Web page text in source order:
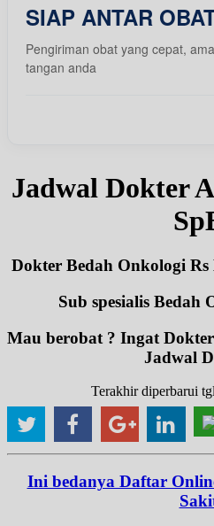
SIAP ANTAR
Pengiriman obat yang cepat,
tangan anda
Jadwal Dokter
Dokter Bedah Onkologi
Sub spesialis Bedah
Mau berobat ? Ingat
Jadwal
Terakhir diperbarui
Ini bedanya Daftar